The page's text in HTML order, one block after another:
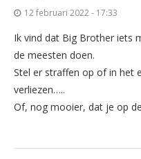
12 februari 2022 - 17:33
Ik vind dat Big Brother iets
de meesten doen.
Stel er straffen op of in het
verliezen…..
Of, nog mooier, dat je op